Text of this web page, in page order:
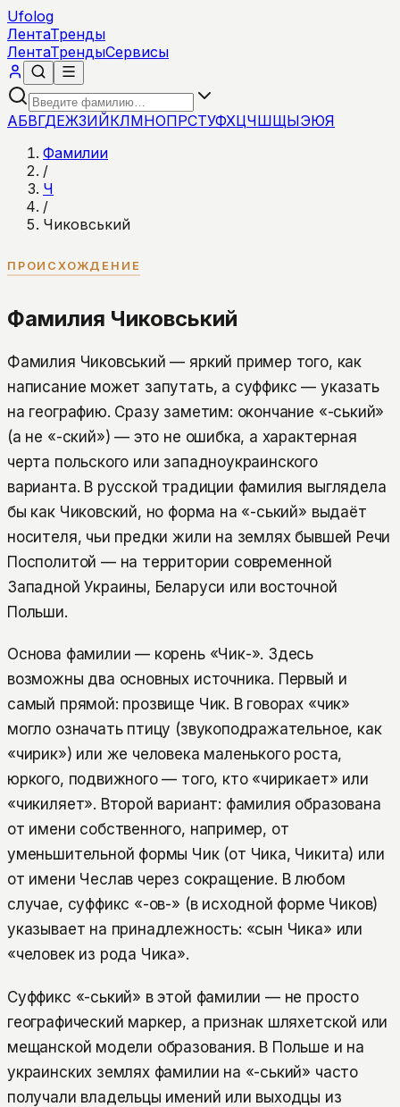
Ufolog
ЛентаТренды
ЛентаТрендыСервисы
АБВГДЕЖЗИЙКЛМНОПРСТУФХЦЧШЩЫЭЮЯ
Фамилии
/
Ч
/
Чиковський
ПРОИСХОЖДЕНИЕ
Фамилия Чиковський
Фамилия Чиковський — яркий пример того, как
написание может запутать, а суффикс — указать
на географию. Сразу заметим: окончание «-ський»
(а не «-ский») — это не ошибка, а характерная
черта польского или западноукраинского
варианта. В русской традиции фамилия выглядела
бы как Чиковский, но форма на «-ський» выдаёт
носителя, чьи предки жили на землях бывшей Речи
Посполитой — на территории современной
Западной Украины, Беларуси или восточной
Польши.
Основа фамилии — корень «Чик-». Здесь
возможны два основных источника. Первый и
самый прямой: прозвище Чик. В говорах «чик»
могло означать птицу (звукоподражательное, как
«чирик») или же человека маленького роста,
юркого, подвижного — того, кто «чирикает» или
«чикиляет». Второй вариант: фамилия образована
от имени собственного, например, от
уменьшительной формы Чик (от Чика, Чикита) или
от имени Чеслав через сокращение. В любом
случае, суффикс «-ов-» (в исходной форме Чиков)
указывает на принадлежность: «сын Чика» или
«человек из рода Чика».
Суффикс «-ський» в этой фамилии — не просто
географический маркер, а признак шляхетской или
мещанской модели образования. В Польше и на
украинских землях фамилии на «-ський» часто
получали владельцы имений или выходцы из